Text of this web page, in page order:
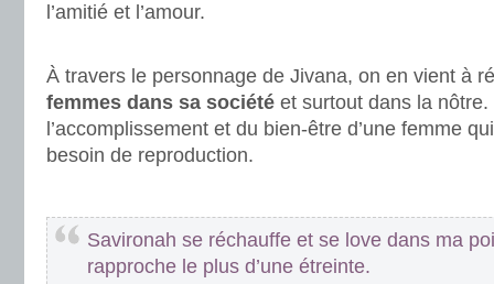
l’amitié et l’amour.
À travers le personnage de Jivana, on en vient à
femmes dans sa société et surtout dans la nôtre.
l’accomplissement et du bien-être d’une femme
besoin de reproduction.
Savironah se réchauffe et se love dans ma
rapproche le plus d’une étreinte.